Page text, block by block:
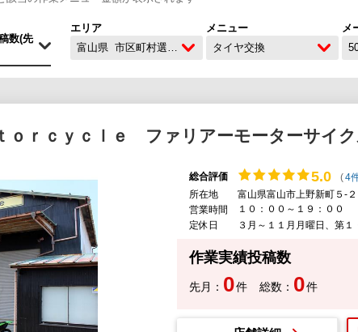
エリア
富山県 市区町村選択なし
メニュー
タイヤ交換
メ
ｏｒｃｙｃｌｅ ファリアーモーターサイ
総合評価 5.0 (4
所在地
富山県富山市上野新町５-２
営業時間
１０：００～１９：００
定休日
３月～１１月月曜日、第
作業実績投稿数
先月： 0件 総数： 0件